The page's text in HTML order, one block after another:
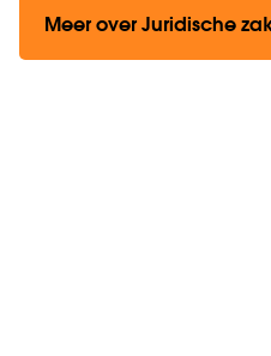
Meer over Juridische